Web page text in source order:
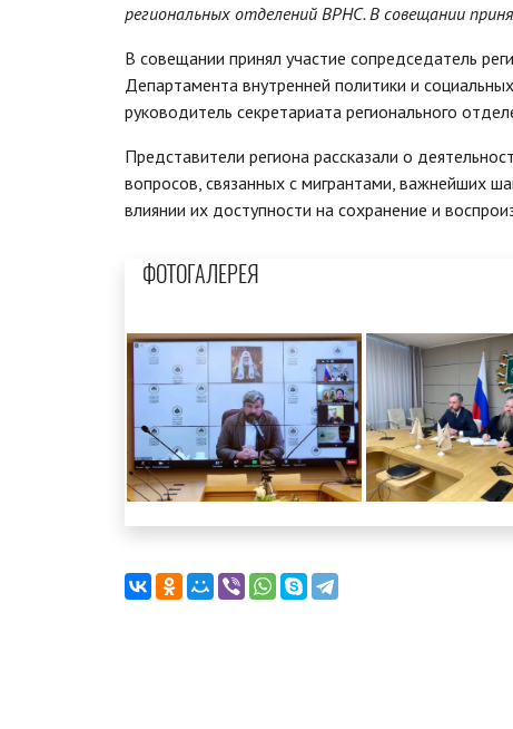
региональных отделений ВРНС. В совещании
В совещании принял участие сопредседатель
Департамента внутренней политики и
руководитель секретариата регионального
Представители региона рассказали о
вопросов, связанных с мигрантами, важнейших
влиянии их доступности на сохранение и
ФОТОГАЛЕРЕЯ